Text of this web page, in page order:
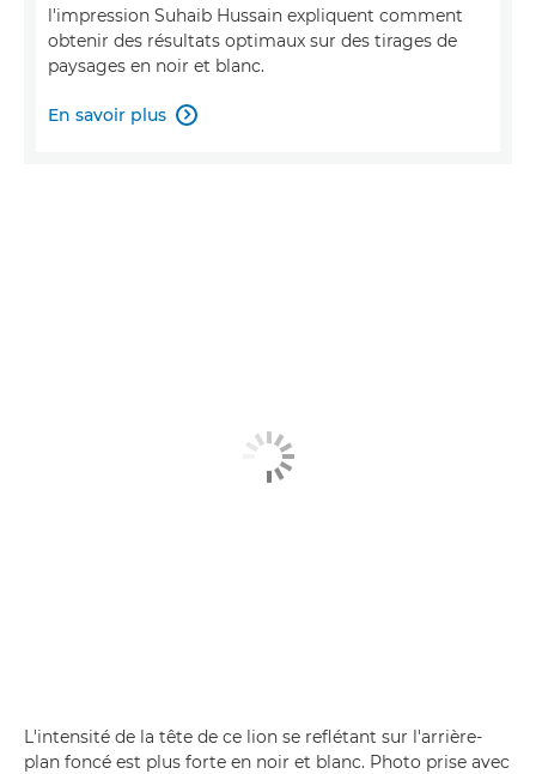
l'impression Suhaib Hussain expliquent comment
obtenir des résultats optimaux sur des tirages de
paysages en noir et blanc.
En savoir plus 
L'intensité de la tête de ce lion se reflétant sur l'arrière-
plan foncé est plus forte en noir et blanc. Photo prise avec